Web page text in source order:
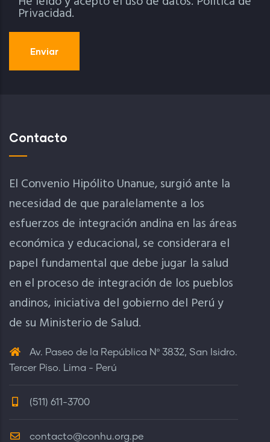
Privacidad.
Contacto
El Convenio Hipólito Unanue, surgió ante la
necesidad de que paralelamente a los
esfuerzos de integración andina en las áreas
económica y educacional, se considerara el
papel fundamental que debe jugar la salud
en el proceso de integración de los pueblos
andinos, iniciativa del gobierno del Perú y
de su Ministerio de Salud.
Av. Paseo de la República Nº 3832, San Isidro.
Tercer Piso. Lima - Perú
(511) 611-3700
contacto@conhu.org.pe